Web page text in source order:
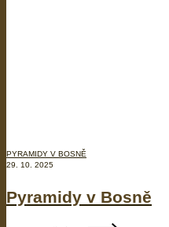
PYRAMIDY V BOSNĚ
29. 10. 2025
Pyramidy v Bosně